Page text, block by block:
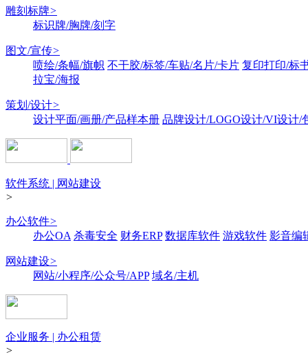
雕刻标牌>
标识牌/胸牌/刻字
图文/宣传>
喷绘/条幅/旗帜 不干胶/标签/车贴/名片/卡片 复印打印/标
拉宝/海报
策划/设计>
设计平面/画册/产品样本册 品牌设计/LOGO设计/VI设计/
软件系统 | 网站建设
>
办公软件>
办公OA 杀毒安全 财务ERP 数据库软件 游戏软件 影音编
网站建设>
网站/小程序/公众号/APP 域名/主机
企业服务 | 办公租赁
>